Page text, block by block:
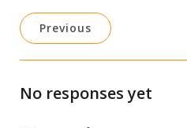
Previous
No responses yet